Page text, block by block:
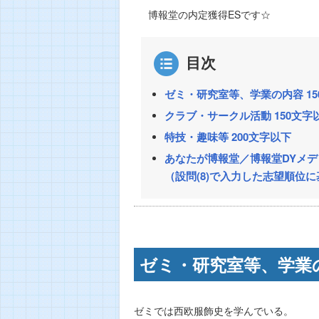
博報堂の内定獲得ESです☆
目次
ゼミ・研究室等、学業の内容
クラブ・サークル活動 150文字
特技・趣味等 200文字以下
あなたが博報堂／博報堂DYメ
（設問(8)で入力した志望順位
ゼミ・研究室等、学
ゼミでは西欧服飾史を学んでいる。